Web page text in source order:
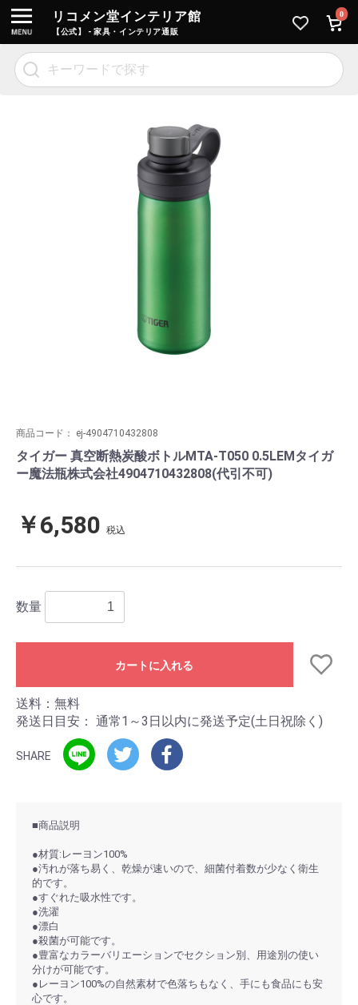
リコメン堂インテリア館
【公式】 - 家具・インテリア通販
0
商品コード： ej-4904710432808
タイガー 真空断熱炭酸ボトルMTA-T050 0.5LEMタイガ
ー魔法瓶株式会社4904710432808(代引不可)
￥6,580 税込
数量
カートに入れる
送料：無料
発送日目安： 通常1～3日以内に発送予定(土日祝除く)
SHARE
■商品説明
●材質:レーヨン100%
●汚れが落ち易く、乾燥が速いので、細菌付着数が少なく衛生
的です。
●すぐれた吸水性です。
●洗濯
●漂白
●殺菌が可能です。
●豊富なカラーバリエーションでセクション別、用途別の使い
分けが可能です。
●レーヨン100%の自然素材で色落ちもなく、手にも食品にも安
心です。